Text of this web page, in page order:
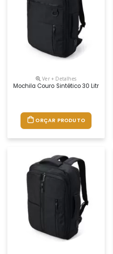
Ver + Detalhes
Mochila Couro Sintético 30 Litros
ORÇAR PRODUTO